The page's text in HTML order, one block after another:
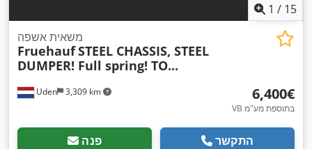
1 / 15
Uden 3,309 km
משאית אשפה
FruehaufSTEEL CHASSIS, STEEL
DUMPER! Full spring! TO...
‏6,400 ‏€
VB בתוספת מע"מ
פנה התקשר